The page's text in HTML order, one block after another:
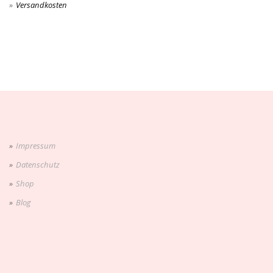
Versandkosten
Impressum
Datenschutz
Shop
Blog